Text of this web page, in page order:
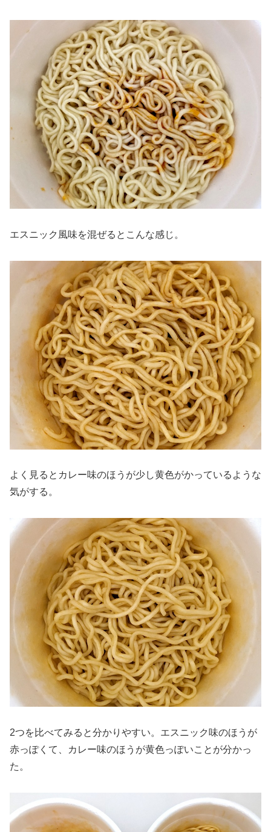
エスニック風味を混ぜるとこんな感じ。
よく見るとカレー味のほうが少し黄色がかっているような
気がする。
2つを比べてみると分かりやすい。エスニック味のほうが
赤っぽくて、カレー味のほうが黄色っぽいことが分かっ
た。